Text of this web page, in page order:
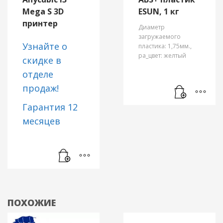
Mega S 3D
принтер
Узнайте о
скидке в
отделе
продаж!
Гарантия 12
месяцев
гарантийный
накладная
ESUN, 1 кг
Диаметр
загружаемого
пластика: 1,75мм.,
pa_цвет: желтый
ПОХОЖИЕ